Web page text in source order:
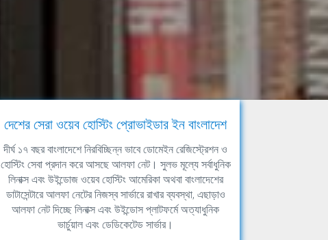
দেশের সেরা ওয়েব হোস্টিং প্রোভাইডার ইন বাংলাদেশ
দীর্ঘ ১৭ বছর বাংলাদেশে নিরবিচ্ছিন্ন ভাবে ডোমেইন রেজিস্ট্রেশন ও
হোস্টিং সেবা প্রদান করে আসছে আলফা নেট। সুলভ মূল্যে সর্বাধুনিক
লিনাক্স এবং উইন্ডোজ ওয়েব হোস্টিং আমেরিকা অথবা বাংলাদেশের
ডাটাসেন্টারে আলফা নেটের নিজস্ব সার্ভারে রাখার ব্যবস্থা, এছাড়াও
আলফা নেট দিচ্ছে লিনাক্স এবং উইন্ডোস প্লাটফর্মে অত্যাধুনিক
ভার্চুয়াল এবং ডেডিকেটেড সার্ভার।